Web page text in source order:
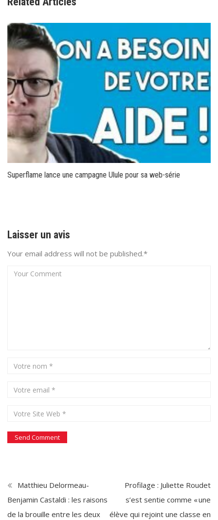
Superflame lance une campagne Ulule pour sa web-série
Laisser un avis
Your email address will not be published.*
Matthieu Delormeau-
Benjamin Castaldi : les raisons
de la brouille entre les deux
Profilage : Juliette Roudet
s’est sentie comme « une
élève qui rejoint une classe en